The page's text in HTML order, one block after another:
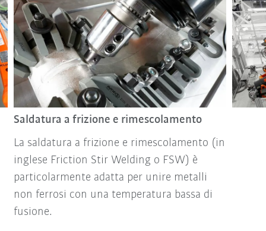
Saldatura a frizione e rimescolamento
La saldatura a frizione e rimescolamento (in
inglese Friction Stir Welding o FSW) è
particolarmente adatta per unire metalli
non ferrosi con una temperatura bassa di
fusione.